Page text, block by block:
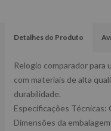
Detalhes do Produto
Relogio comparador para
com materiais de alta
durabilidade.
Especificações Técnicas:
Dimensões da